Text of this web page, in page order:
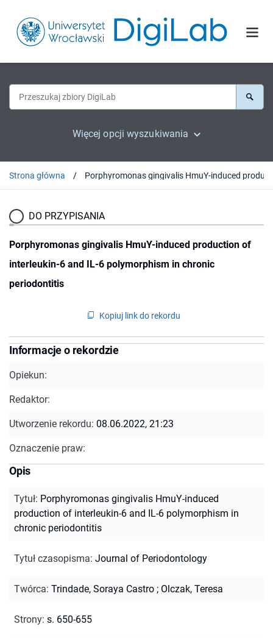
Więcej opcji wyszukiwania
Strona główna
DO PRZYPISANIA
Porphyromonas gingivalis HmuY-induced production of
interleukin-6 and IL-6 polymorphism in chronic
periodontitis
Kopiuj link do rekordu
Informacje o rekordzie
Opiekun:
Redaktor:
Utworzenie rekordu: 08.06.2022, 21:23
Oznaczenie praw:
Opis
Tytuł: Porphyromonas gingivalis HmuY-induced
production of interleukin-6 and IL-6 polymorphism in
chronic periodontitis
Tytuł czasopisma: Journal of Periodontology
Twórca: Trindade, Soraya Castro ; Olczak, Teresa
Strony: s. 650-655